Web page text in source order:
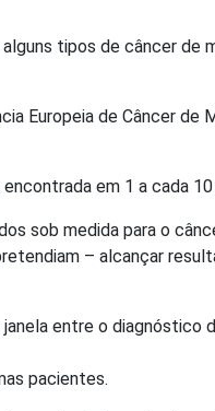
tipos de câncer de
Europeia de Câncer de
em 1 a cada
sob medida para o
– alcançar
entre o diagnóstico
pacientes.